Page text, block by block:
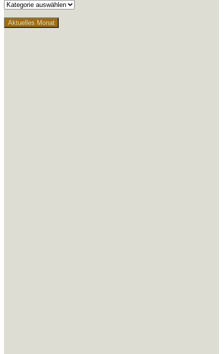
Aktuelles Monat